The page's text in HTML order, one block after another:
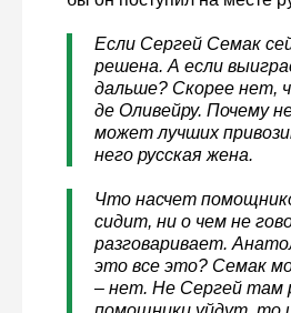
Если Сергей Семак
решена. А если
дальше? Скорее нет,
де Оливейру. Почему
может лучших
него русская жена.
Что насчет
сидит, ни о чем не
разговаривает.
это все это? Семак
– нет. Не Сергей там